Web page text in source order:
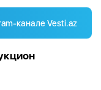
канале Vesti.az